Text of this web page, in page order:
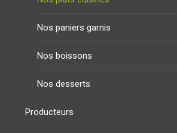
Nos paniers garnis
Nos boissons
Nos desserts
Producteurs